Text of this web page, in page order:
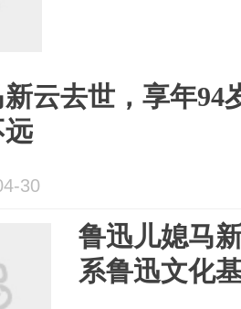
云去世，享年94
30
鲁迅儿媳马
系鲁迅文化